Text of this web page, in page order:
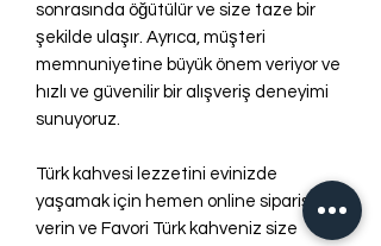
sonrasında öğütülür ve size taze bir
şekilde ulaşır. Ayrıca, müşteri
memnuniyetine büyük önem veriyor ve
hızlı ve güvenilir bir alışveriş deneyimi
sunuyoruz.
Türk kahvesi lezzetini evinizde
yaşamak için hemen online siparişinizi
verin ve Favori Türk kahveniz size